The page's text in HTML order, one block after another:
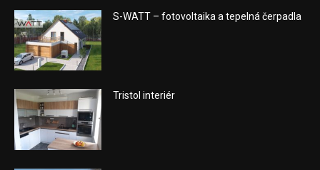
S-WATT – fotovoltaika a tepelná čerpadla
Tristol interiér